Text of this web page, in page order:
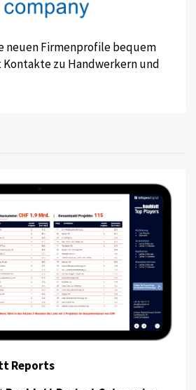
neuen Firmenprofile bequem
zu Handwerkern und
Reports